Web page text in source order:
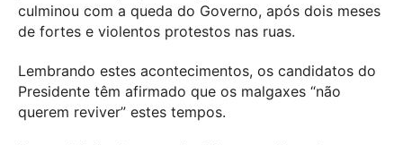
culminou com a queda do Governo, após dois meses
de fortes e violentos protestos nas ruas.
Lembrando estes acontecimentos, os candidatos do
Presidente têm afirmado que os malgaxes “não
querem reviver” estes tempos.